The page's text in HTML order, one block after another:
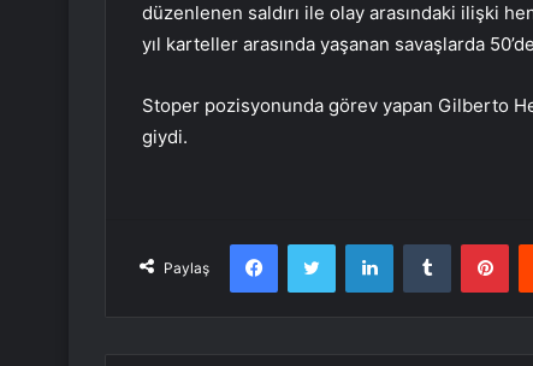
düzenlenen saldırı ile olay arasındaki ilişki
yıl karteller arasında yaşanan savaşlarda
Stoper pozisyonunda görev yapan Gilberto
giydi.
Paylaş
FacebookTwitter LinkedInTumblr